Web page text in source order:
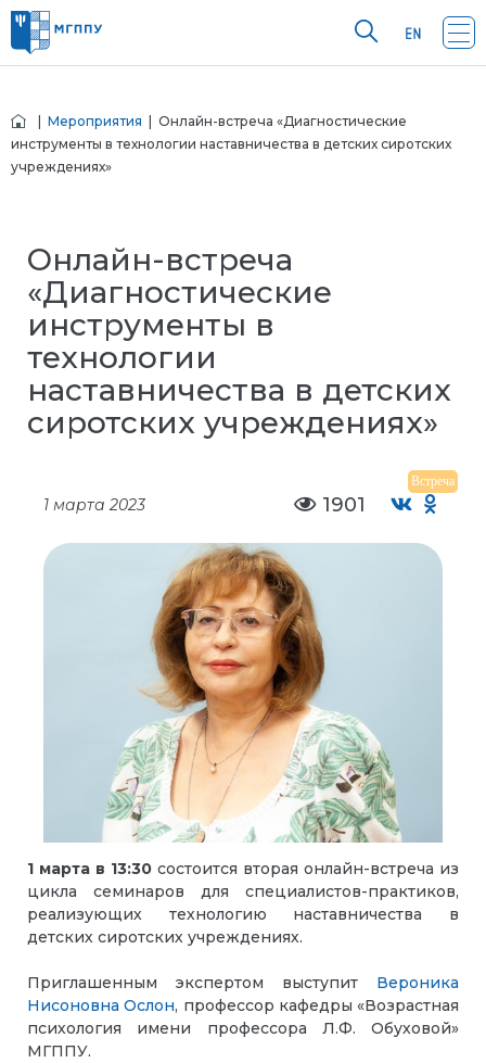
Мероприятия | Онлайн-встреча «Диагностические
инструменты в технологии наставничества в детских сиротских
учреждениях»
Онлайн-встреча
«Диагностические
инструменты в
технологии
наставничества в детских
сиротских учреждениях»
Встреча
1 марта 2023 1901
1 марта в 13:30 состоится вторая онлайн-встреча из
цикла семинаров для специалистов-практиков,
реализующих технологию наставничества в
детских сиротских учреждениях.
Приглашенным экспертом выступит Вероника
Нисоновна Ослон, профессор кафедры «Возрастная
психология имени профессора Л.Ф. Обуховой»
МГППУ.